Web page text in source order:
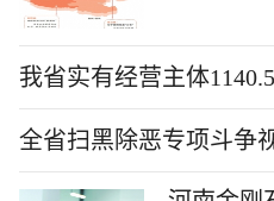
我省实有经营主体
全省扫黑除恶专项斗争